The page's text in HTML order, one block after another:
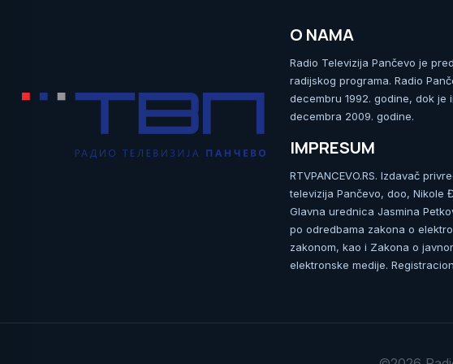
O NAMA
Radio Televizija Pančevo je
radijskog programa. Radio
decembru 1992. godine, dok je
decembra 2009. godine.
IMPRESUM
RTVPANCEVO.RS. Izdavač
televizija Pančevo, doo, Nikole
Glavna urednica Jasmina
po odredbama zakona o
zakonom, kao i Zakona o
elektronske medije.